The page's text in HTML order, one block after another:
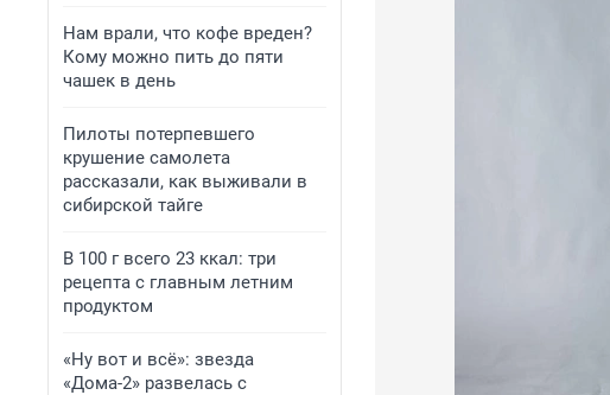
Нам врали, что кофе вреден?
Кому можно пить до пяти
чашек в день
Пилоты потерпевшего
крушение самолета
рассказали, как выживали в
сибирской тайге
В 100 г всего 23 ккал: три
рецепта с главным летним
продуктом
«Ну вот и всё»: звезда
«Дома-2» развелась с